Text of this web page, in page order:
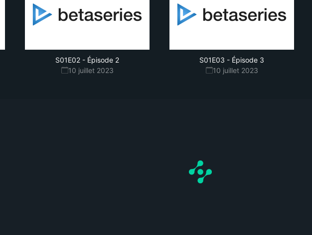
S01E02 - Épisode 2
10 juillet 2023
S01E03 - Épisode 3
10 juillet 2023